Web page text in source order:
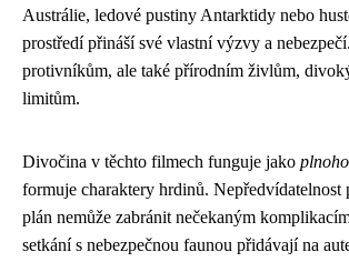
Austrálie, ledové pustiny Antarktidy nebo
prostředí přináší své vlastní výzvy a
protivníkům, ale také přírodním živlům,
limitům.
Divočina v těchto filmech funguje jako
formuje charaktery hrdinů.
plán nemůže zabránit nečekaným
setkání s nebezpečnou faunou přidávají na